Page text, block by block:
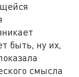
быть, ну их,
смысла